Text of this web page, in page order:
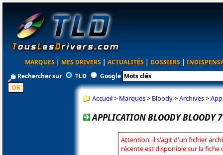
MARQUES | MES DRIVERS | ACTUALITÉS | DOSSIERS |
Rechercher sur
TLD Google
Accueil> Marques> Bloody>Archives>
APPLICATION BLOODY BLOODY
Attention, il s'agit d'un fichier
récente est disponible sur la fiche